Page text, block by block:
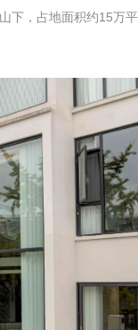
下，占地面积约15万